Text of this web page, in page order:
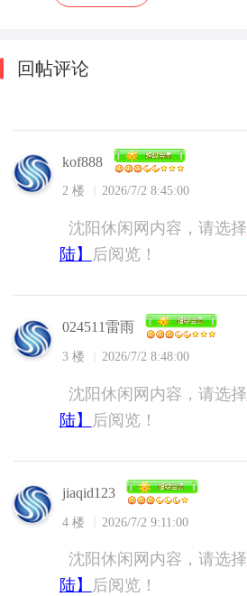
回帖评论
kof888
2 楼 2026/7/2 8:45:00
沈阳休闲网内容，请选择
陆】
后阅览！
024511雷雨
3 楼 2026/7/2 8:48:00
沈阳休闲网内容，请选择
陆】
后阅览！
jiaqid123
4 楼 2026/7/2 9:11:00
沈阳休闲网内容，请选择
陆】
后阅览！